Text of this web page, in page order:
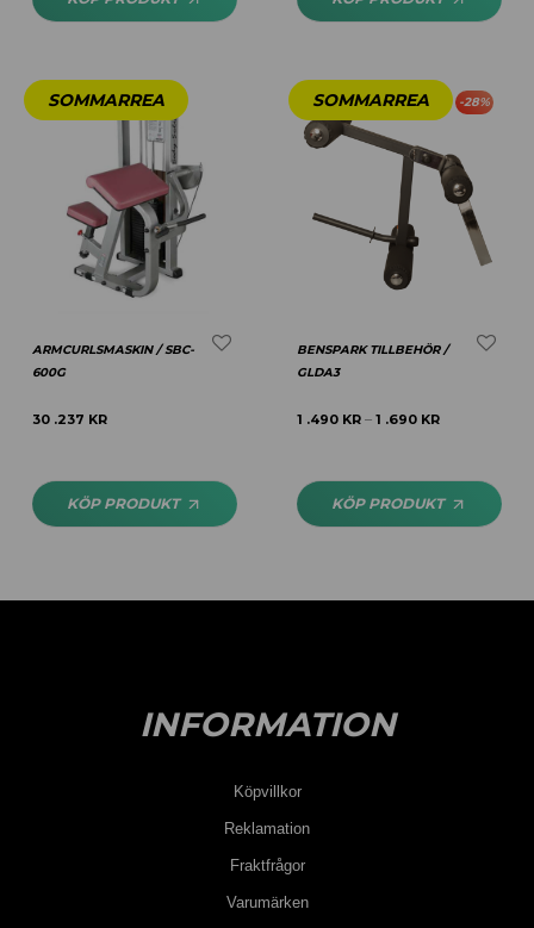
ARMCURLSMASKIN / SBC-
600G
30 .237 KR
KÖP PRODUKT
-28%
BENSPARK TILLBEHÖR /
GLDA3
1 .490 KR – 1 .690 KR
KÖP PRODUKT
INFORMATION
Köpvillkor
Reklamation
Fraktfrågor
Varumärken